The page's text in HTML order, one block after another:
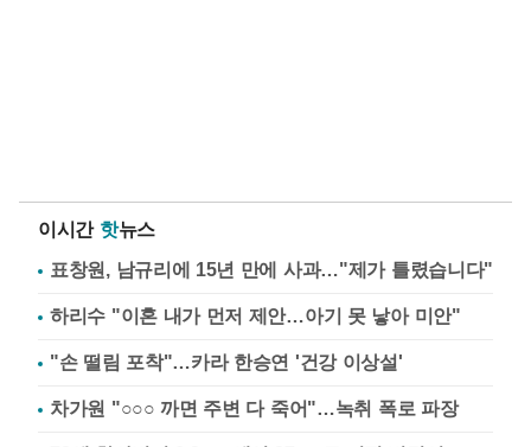
이시간 핫뉴스
표창원, 남규리에 15년 만에 사과…"제가 틀렸습니다"
하리수 "이혼 내가 먼저 제안…아기 못 낳아 미안"
"손 떨림 포착"…카라 한승연 '건강 이상설'
차가원 "○○○ 까면 주변 다 죽어"…녹취 폭로 파장